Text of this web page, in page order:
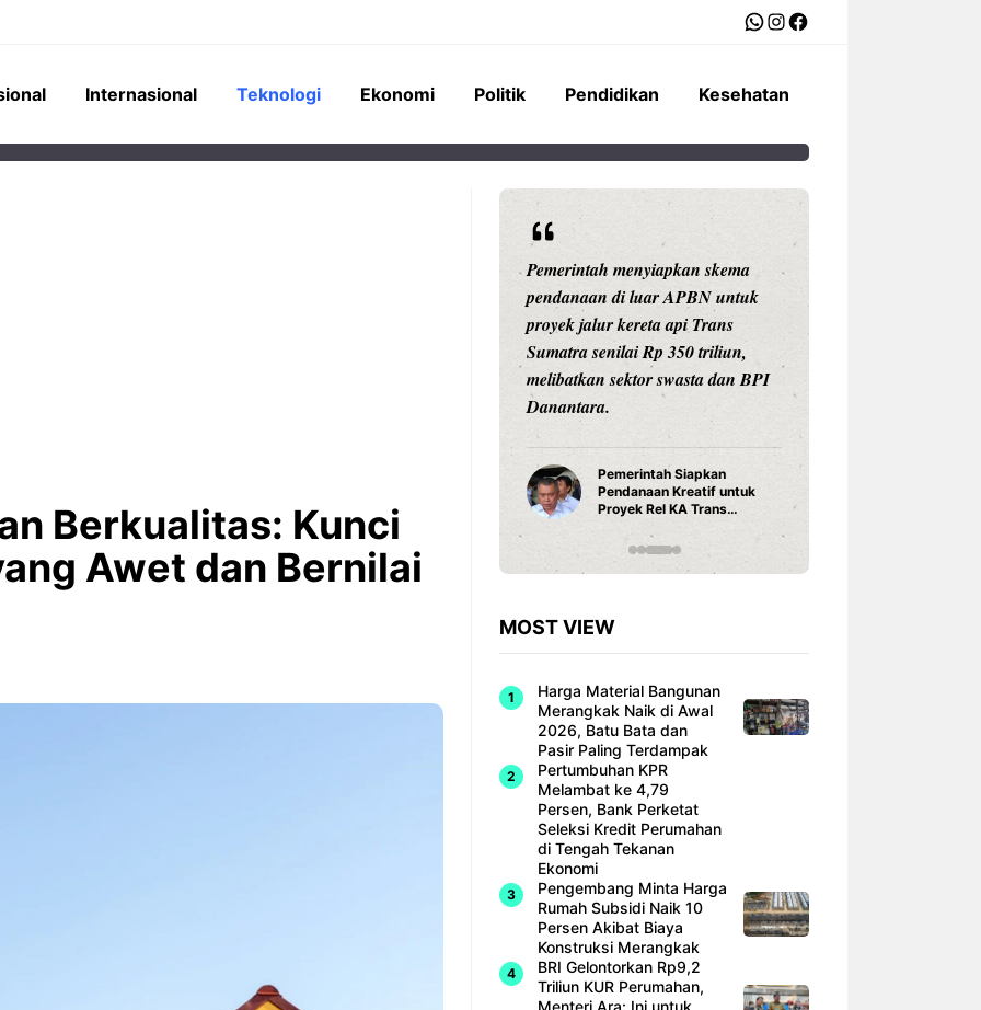
WhatsApp
Instagram
Facebook
Internasional Teknologi Ekonomi Politik Pendidikan Kesehatan
Berkualitas: Kunci
Awet dan Bernilai
Guyuran Dana Pemerintah
Rp276 Triliun
Pemerintah menyiapkan skema
pendanaan di luar APBN untuk
proyek jalur kereta api Trans
Sumatra senilai Rp 350 triliun,
melibatkan sektor swasta dan BPI
Danantara.
Pemerintah Siapkan
Pendanaan Kreatif untuk
Proyek Rel KA Trans
MOST VIEW
Harga Material Bangunan
Merangkak Naik di Awal
2026, Batu Bata dan
Pasir Paling Terdampak
Pertumbuhan KPR
Melambat ke 4,79
Persen, Bank Perketat
Seleksi Kredit Perumahan
di Tengah Tekanan
Ekonomi
Pengembang Minta Harga
Rumah Subsidi Naik 10
Persen Akibat Biaya
Konstruksi Merangkak
BRI Gelontorkan Rp9,2
Triliun KUR Perumahan,
Menteri Ara: Ini untuk